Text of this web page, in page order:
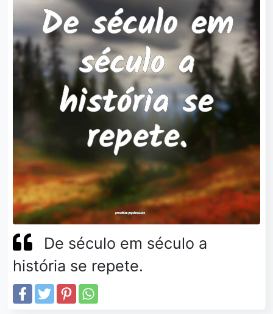
De século em século a
história se repete.